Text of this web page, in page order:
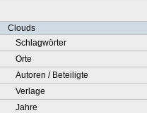
Clouds
Schlagwörter
Orte
Autoren / Beteiligte
Verlage
Jahre